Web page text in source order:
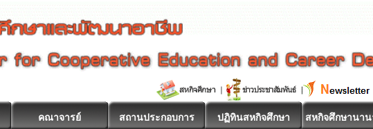
คณาจารย์ สถานประกอบการ ปฏิทินสหกิจศึกษา สหกิจศึกษานา